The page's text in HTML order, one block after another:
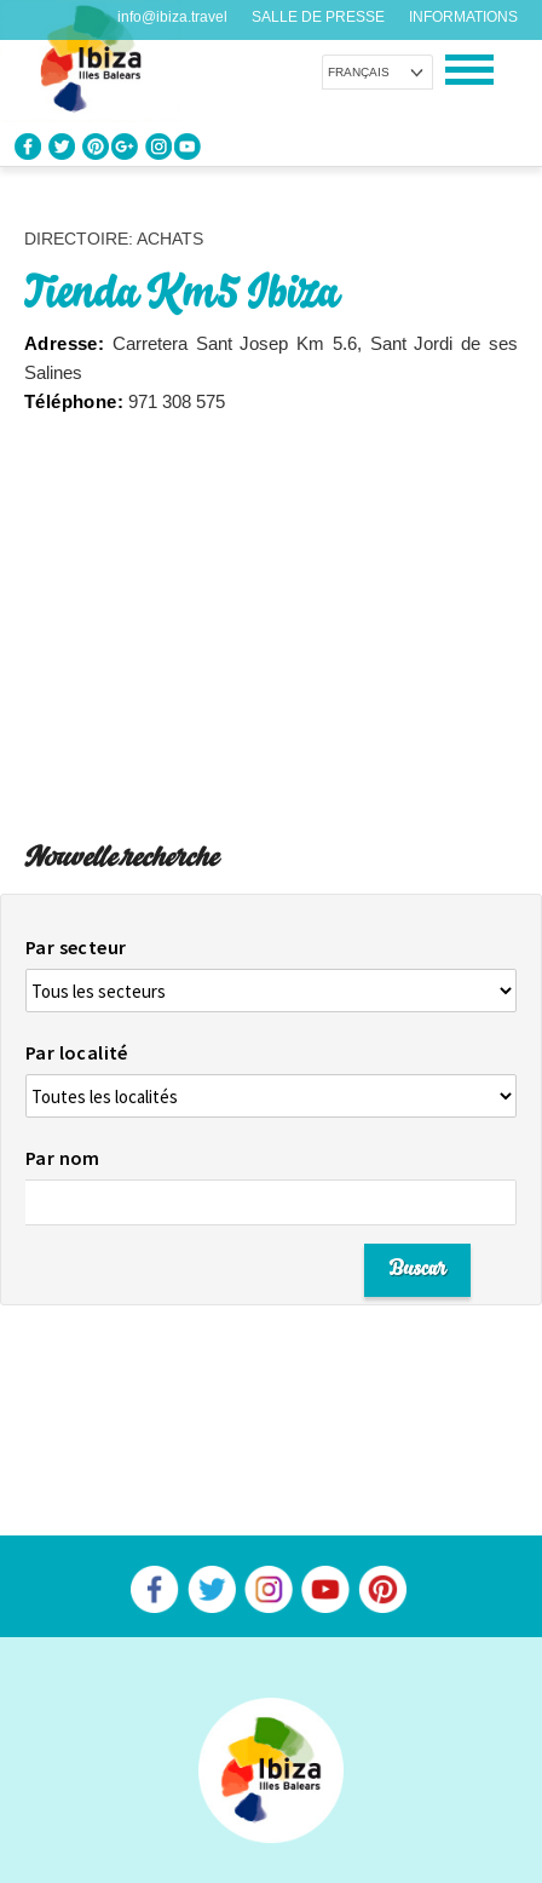
FRANÇAIS
info@ibiza.travel SALLE DE PRESSE INFORMATIONS
PROFITEZ D’IBIZA
AGENDA
Chaque jour quelque chose de nouveau
DIRECTOIRE: ACHATS
Tienda Km5 Ibiza
Adresse: Carretera Sant Josep Km 5.6, Sant Jordi de ses
Salines
Téléphone: 971 308 575
Nouvelle recherche
Par secteur
Par localité
Par nom